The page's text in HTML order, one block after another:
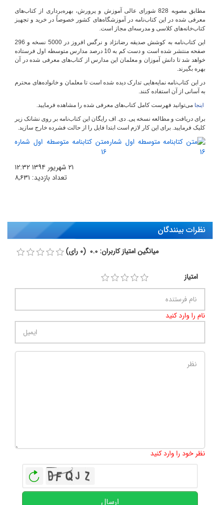
مطابق مصوبه 828 شورای عالی آموزش و پرورش، بهر‌ه‌برداری از کتاب‌های
معرفی شده در این کتاب‌نامه در آموزشگاه‌های کشور خصوصاً در خرید و تجهیز
کتاب‌خانه‌های کلاسی و مدرسه‌ای مجاز است.
این کتاب‌نامه به کوشش صدیقه رضانژاد و نرگس افروز در 5000 نسخه و 296
صفحه منتشر شده است و دست کم به 10 درصد مدارس متوسطه اول فرستاده
خواهد شد تا دانش آموزان و معلمان این مدارس از کتاب‌های معرفی شده در آن
بهره بگیرند.
در این کتاب‌نامه نمایه‌هایی تدارک دیده شده است تا معلمان و خانواده‌های محترم
به آسانی از آن استفاده کنند.
اینجا می‌توانید فهرست کامل کتاب‌های معرفی شده را مشاهده فرمایید.
برای دریافت و مطالعه نسخه پی‌. دی. اف رایگان این کتاب‌نامه بر روی نشانک زیر
کلیک فرمایید. برای این‌ کار لازم است ابتدا فایل را از حالت فشرده خارج سازید.
متن کتابنامه متوسطه اول شماره
16
۲۱ شهریور ۱۳۹۴
۱۲:۳۲
تعداد بازدید: ۸,۶۳۱
نظرات بینندگان
میانگین امتیاز کاربران: 0.0 (0 رای)
امتیاز
نام را وارد کنید
نظر خود را وارد کنید
ارسال